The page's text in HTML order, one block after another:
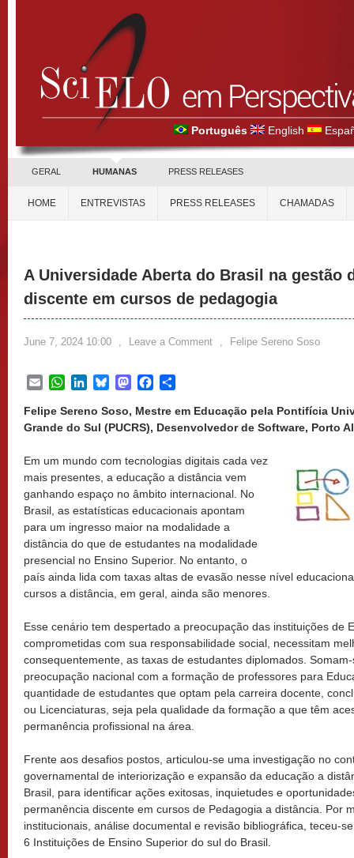
Português English
GERAL HUMANAS PRESS RELEASES
HOME ENTREVISTAS PRESS RELEASES CHAMADAS
A Universidade Aberta do Brasil na gestão
discente em cursos de pedagogia
June 7, 2024 10:00 , Leave a Comment , Felipe Sereno Soso
EmailWhatsApp
LinkedInBlueskyMastodonFacebook
Felipe Sereno Soso, Mestre em Educação pela Pontifícia
Grande do Sul (PUCRS), Desenvolvedor de Software, Porto
Em um mundo com tecnologias digitais cada vez
mais presentes, a educação a distância vem
ganhando espaço no âmbito internacional. No
Brasil, as estatísticas educacionais apontam
para um ingresso maior na modalidade a
distância do que de estudantes na modalidade
presencial no Ensino Superior. No entanto, o
país ainda lida com taxas altas de evasão nesse nível
cursos a distância, em geral, ainda são menores.
Esse cenário tem despertado a preocupação das instituições de
comprometidas com sua responsabilidade social, necessitam
consequentemente, as taxas de estudantes diplomados.
preocupação nacional com a formação de professores para
quantidade de estudantes que optam pela carreira docente,
ou Licenciaturas, seja pela qualidade da formação a que têm
permanência profissional na área.
Frente aos desafios postos, articulou-se uma investigação no
governamental de interiorização e expansão da educação a
Brasil, para identificar ações exitosas, inquietudes e
permanência discente em cursos de Pedagogia a distância. Por
institucionais, análise documental e revisão bibliográfica, teceu-
6 Instituições de Ensino Superior do sul do Brasil.